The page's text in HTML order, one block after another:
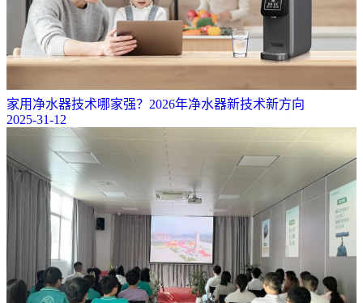
家用净水器技术哪家强？2026年净水器新技术新方向
2025-31-12